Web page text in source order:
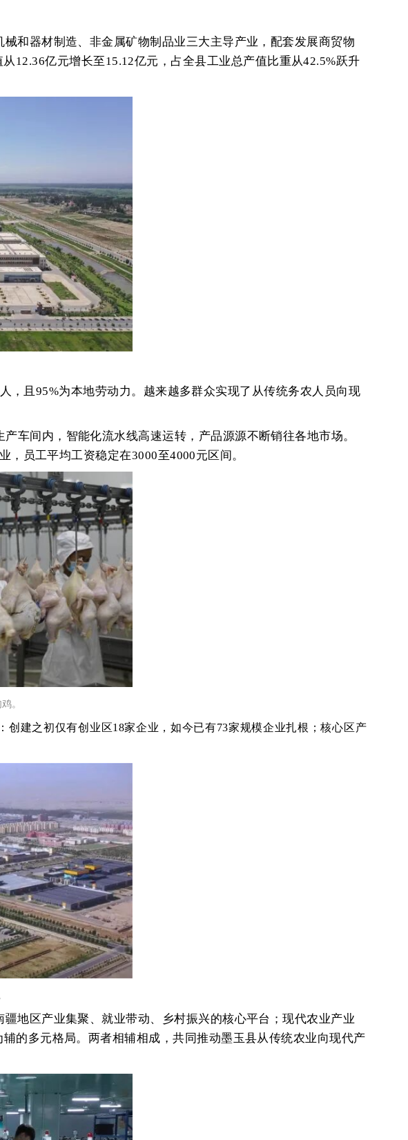
和器材制造、非金属矿物制品业三大主导产业，配套发展商贸物
12.36亿元增长至15.12亿元，占全县工业总产值比重从42.5%跃升
，且95%为本地劳动力。越来越多群众实现了从传统务农人员向现
车间内，智能化流水线高速运转，产品源源不断销往各地市场。
员工平均工资稳定在3000至4000元区间。
。
建之初仅有创业区18家企业，如今已有73家规模企业扎根；核心区产
地区产业集聚、就业带动、乡村振兴的核心平台；现代农业产业
的多元格局。两者相辅相成，共同推动墨玉县从传统农业向现代产